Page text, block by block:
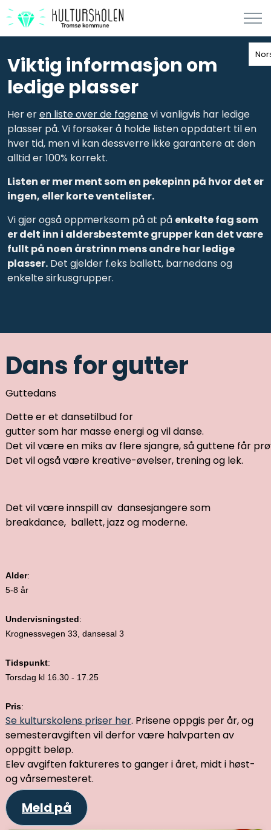
Viktig informasjon om
ledige plasser
Her eren liste over de fagenevi vanligvis har ledige
plasser på. Vi forsøker å holde listen oppdatert til en
hver tid, men vi kan dessverre ikke garantere at den
alltid er 100% korrekt.
Listen er mer ment som en pekepinn på hvor det er
ingen, eller korte ventelister.
Vi gjør også oppmerksom på at på enkelte fag som
er delt inn i aldersbestemte grupper kan det være
fullt på noen årstrinn mens andre har ledige
plasser. Det gjelder f.eks ballett, barnedans og
enkelte sirkusgrupper.
Dans for gutter
Guttedans
Dette er et dansetilbud for
gutter som har masse energi og vil danse.
Det vil være en miks av flere sjangre, så guttene får
Det vil også være kreative-øvelser, trening og lek.
Det vil være innspill av dansesjangere som
breakdance, ballett, jazz og moderne.
Alder:
5-8 år
Undervisningsted:
Krognessvegen 33, dansesal 3
Tidspunkt:
Torsdag kl 16.30 - 17.25
Pris:
Se kulturskolens priser her. Prisene oppgis per år, og
semesteravgiften vil derfor være halvparten av
oppgitt beløp.
Elev avgiften faktureres to ganger i året, midt i høst-
og vårsemesteret.
Meld på